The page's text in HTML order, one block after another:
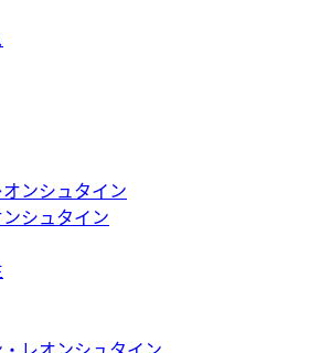
シュタイン